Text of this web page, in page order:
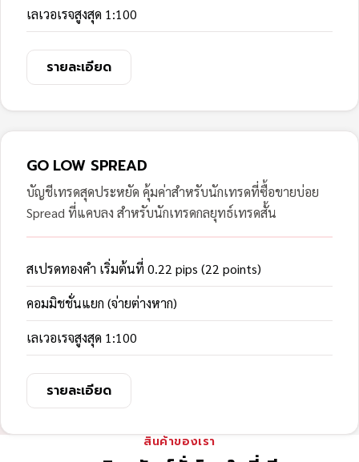
เลเวอเรจสูงสุด 1:100
รายละเอียด
GO LOW SPREAD
บัญชีเทรดสุดประหยัด คุ้มค่าสำหรับนักเทรดที่ซื้อขายบ่อย
Spread ที่แคบลง สำหรับนักเทรดกลยุทธ์เทรดสั้น
สเปรดทองคำ เริ่มต้นที่ 0.22 pips (22 points)
คอมมิชชั่นแยก (จ่ายต่างหาก)
เลเวอเรจสูงสุด 1:100
รายละเอียด
สินค้าของเรา